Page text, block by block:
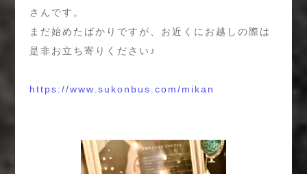
さんです。
まだ始めたばかりですが、お近くにお越しの際は
是非お立ち寄りください♪
https://www.sukonbus.com/mikan